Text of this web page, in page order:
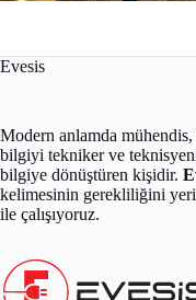
Evesis
Modern anlamda
bilgiyi tekniker ve
bilgiye dönüştüren kişidir.
kelimesinin gerekliliğini
ile çalışıyoruz.